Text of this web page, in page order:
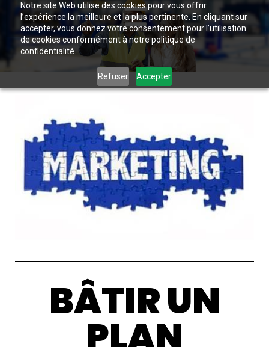
Notre site Web utilise des cookies pour vous offrir
l’expérience la meilleure et la plus pertinente. En cliquant sur
accepter, vous donnez votre consentement pour l’utilisation
de cookies conformément à notre politique de
confidentialité.
Refuser Accepter
BÂTIR UN
PLAN